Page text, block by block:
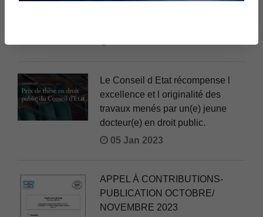
Le Conseil d Etat récompense l
excellence et l originalité des
travaux menés par un(e) jeune
docteur(e) en droit public.
05 Jan 2023
APPEL À CONTRIBUTIONS-
PUBLICATION OCTOBRE/
NOVEMBRE 2023